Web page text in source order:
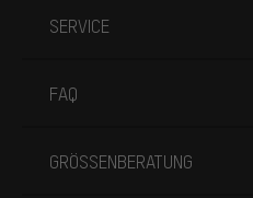
SERVICE
FAQ
GRÖSSENBERATUNG